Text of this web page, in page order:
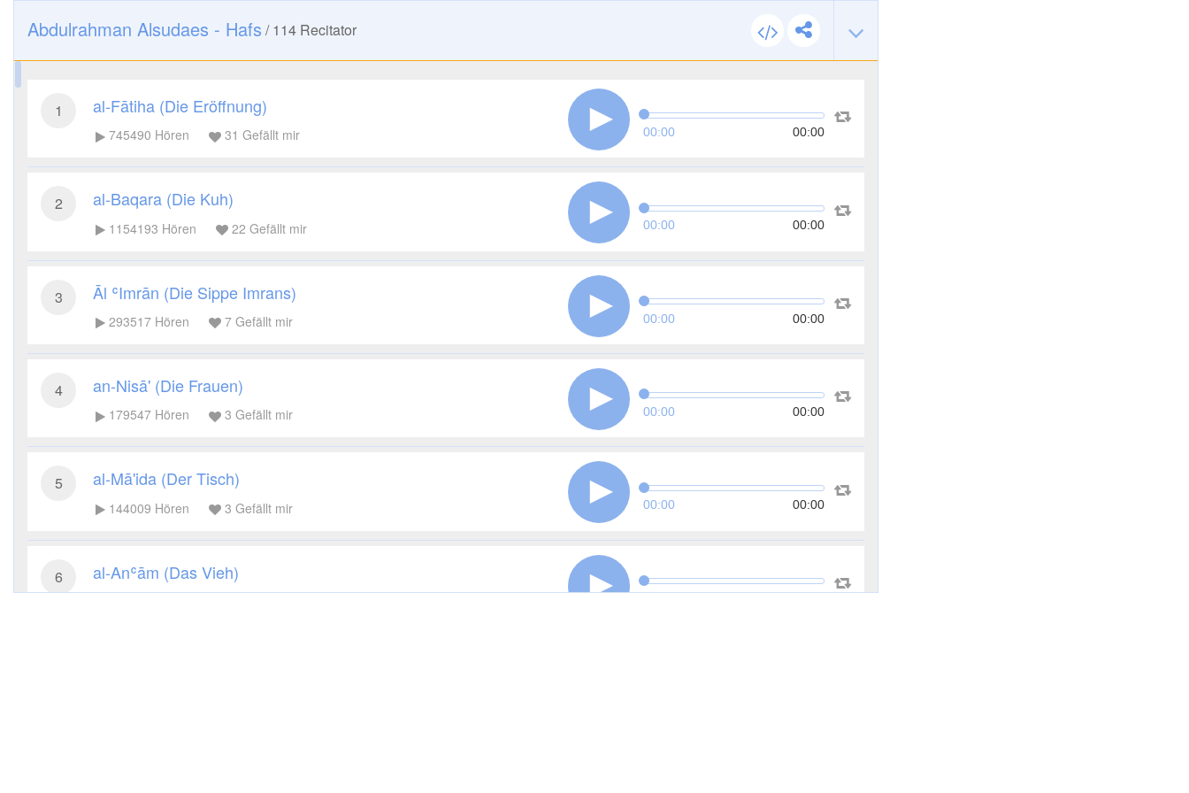
Abdulrahman Alsudaes - Hafs /114 Recitator
1 al-Fātiha (Die Eröffnung)
745490 Hören 31 Gefällt mir 00:00 00:00
2 al-Baqara (Die Kuh)
1154193 Hören 22 Gefällt mir 00:00 00:00
3 Āl ʿImrān (Die Sippe Imrans)
293517 Hören 7 Gefällt mir 00:00 00:00
4 an-Nisā' (Die Frauen)
179547 Hören 3 Gefällt mir 00:00 00:00
5 al-Mā'ida (Der Tisch)
144009 Hören 3 Gefällt mir 00:00 00:00
6 al-Anʿām (Das Vieh)
00:00 00:00